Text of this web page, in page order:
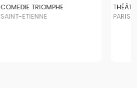
COMEDIE TRIOMPHE
SAINT-ETIENNE
PARIS